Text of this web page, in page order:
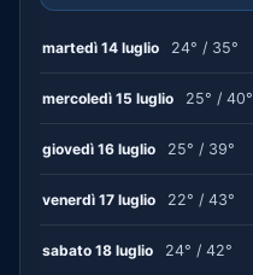
martedì 14 luglio 24° / 35°
mercoledì 15 luglio 25° / 40°
giovedì 16 luglio 25° / 39°
venerdì 17 luglio 22° / 43°
sabato 18 luglio 24° / 42°